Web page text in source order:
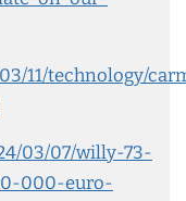
11/technology/
03/07/willy-73-
000-euro-